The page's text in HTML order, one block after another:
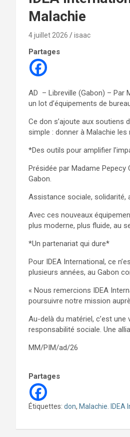
Malachie
4 juillet 2026 isaac
Partages
AD – Libreville (Gabon) – Par
un lot d’équipements de
Ce don s’ajoute aux soutiens
simple : donner à Malachie
*Des outils pour amplifier
Présidée par Madame Pepecy
Gabon.
Assistance sociale, solidarité,
Avec ces nouveaux
plus moderne, plus fluide, au
*Un partenariat qui dure*
Pour IDEA International, ce
plusieurs années, au Gabon
« Nous remercions IDEA
poursuivre notre mission
Au-delà du matériel, c’est
responsabilité sociale. Une
MM/PIM/ad/26
Partages
Étiquettes: don, Malachie. IDEA